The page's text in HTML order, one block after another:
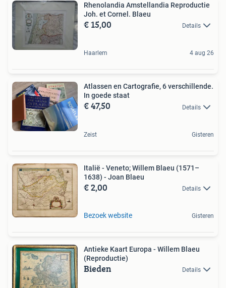
Rhenolandia Amstellandia Reproductie
Joh. et Cornel. Blaeu
€ 15,00 Details
Haarlem 4 aug 26
Atlassen en Cartografie, 6 verschillende.
In goede staat
€ 47,50 Details
Zeist Gisteren
Italië - Veneto; Willem Blaeu (1571–
1638) - Joan Blaeu
€ 2,00 Details
Bezoek website Gisteren
Antieke Kaart Europa - Willem Blaeu
(Reproductie)
Bieden Details